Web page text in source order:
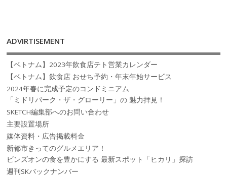
ADVIRTISEMENT
【ベトナム】2023年飲食店テト営業カレンダー
【ベトナム】飲食店 おせち予約・年末年始サービス
2024年春に完成予定のコンドミニアム
「ミドリパーク・ザ・グローリー」の 魅力拝見！
SKETCH編集部へのお問い合わせ
主要設置場所
媒体資料・広告掲載料金
新都市きってのグルメエリア！
ビンズオンの食を豊かにする 最新スポット「ヒカリ」探訪
週刊SKバックナンバー